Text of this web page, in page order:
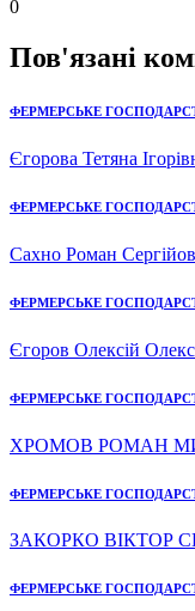
0
Пов'язані
ФЕРМЕРСЬКЕ
Єгорова Тетяна
ФЕРМЕРСЬКЕ
Сахно Роман
ФЕРМЕРСЬКЕ
Єгоров Олексій
ФЕРМЕРСЬКЕ
ХРОМОВ РОМАН
ФЕРМЕРСЬКЕ
ЗАКОРКО ВІКТОР
ФЕРМЕРСЬКЕ